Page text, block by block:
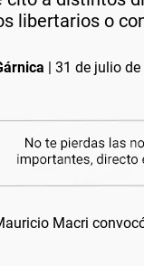
libertarios o
| 31 de julio